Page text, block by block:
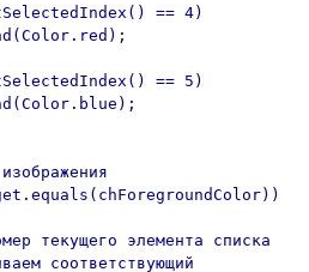
== 4)
== 5)
текущего элемента списка
соответствующий